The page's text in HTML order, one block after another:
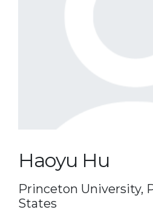
Haoyu Hu
Princeton University,
States